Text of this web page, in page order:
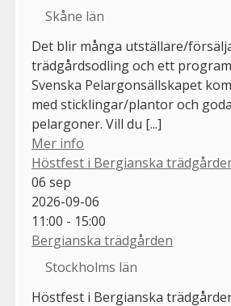
Skåne län
Det blir många utställare/
trädgårdsodling och ett
Svenska Pelargonsällskapet
med sticklingar/plantor och
pelargoner. Vill du [...]
Mer info
Höstfest i Bergianska
06 sep
2026-09-06
11:00 - 15:00
Bergianska trädgården
Stockholms län
Höstfest i Bergianska